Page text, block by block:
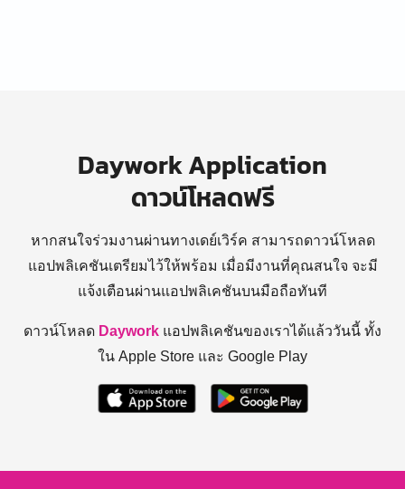
Daywork Application
ดาวน์โหลดฟรี
หากสนใจร่วมงานผ่านทางเดย์เวิร์ค สามารถดาวน์โหลด
แอปพลิเคชันเตรียมไว้ให้พร้อม เมื่อมีงานที่คุณสนใจ จะมี
แจ้งเตือนผ่านแอปพลิเคชันบนมือถือทันที
ดาวน์โหลด Daywork แอปพลิเคชันของเราได้แล้ววันนี้ ทั้ง
ใน Apple Store และ Google Play